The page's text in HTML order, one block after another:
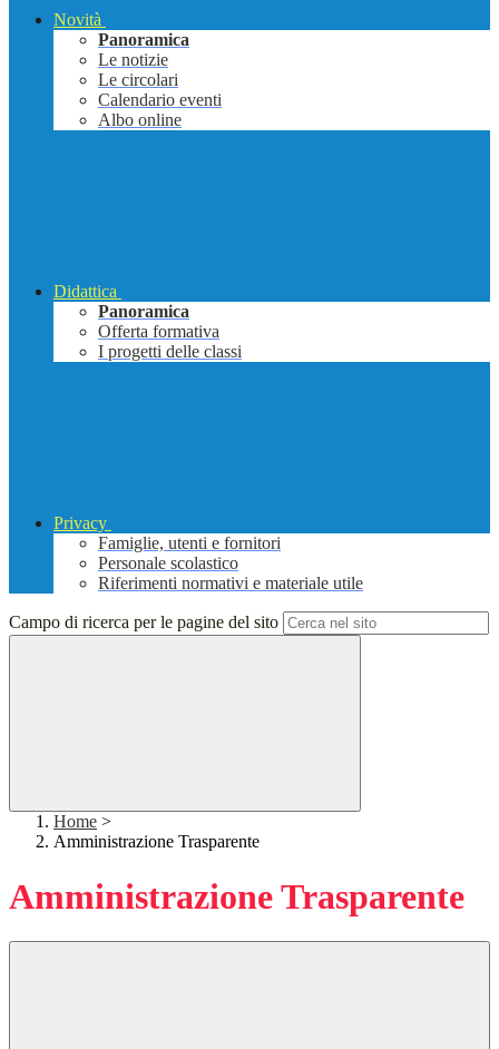
Novità
Panoramica
Le notizie
Le circolari
Calendario eventi
Albo online
Didattica
Panoramica
Offerta formativa
I progetti delle classi
Privacy
Famiglie, utenti e fornitori
Personale scolastico
Riferimenti normativi e materiale utile
Campo di ricerca per le pagine del sito
Home >
Amministrazione Trasparente
Amministrazione Trasparente